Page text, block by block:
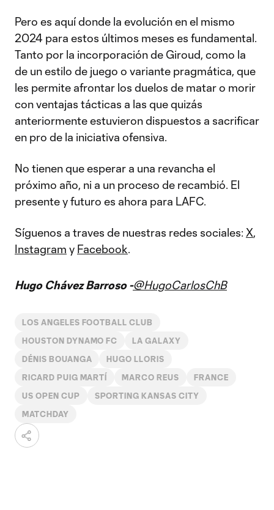
Pero es aquí donde la evolución en el mismo
2024 para estos últimos meses es fundamental.
Tanto por la incorporación de Giroud, como la
de un estilo de juego o variante pragmática, que
les permite afrontar los duelos de matar o morir
con ventajas tácticas a las que quizás
anteriormente estuvieron dispuestos a sacrificar
en pro de la iniciativa ofensiva.
No tienen que esperar a una revancha el
próximo año, ni a un proceso de recambió. El
presente y futuro es ahora para LAFC.
Síguenos a traves de nuestras redes sociales: X,
Instagram y Facebook.
Hugo Chávez Barroso -@HugoCarlosChB
LOS ANGELES FOOTBALL CLUB
HOUSTON DYNAMO FC LA GALAXY
DÉNIS BOUANGA HUGO LLORIS
RICARD PUIG MARTÍ MARCO REUS FRANCE
US OPEN CUP SPORTING KANSAS CITY
MATCHDAY